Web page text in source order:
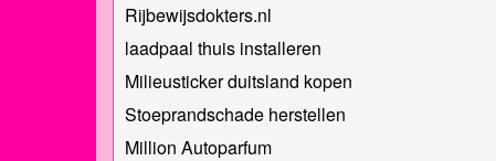
Rijbewijsdokters.nl
laadpaal thuis installeren
Milieusticker duitsland kopen
Stoeprandschade herstellen
Million Autoparfum